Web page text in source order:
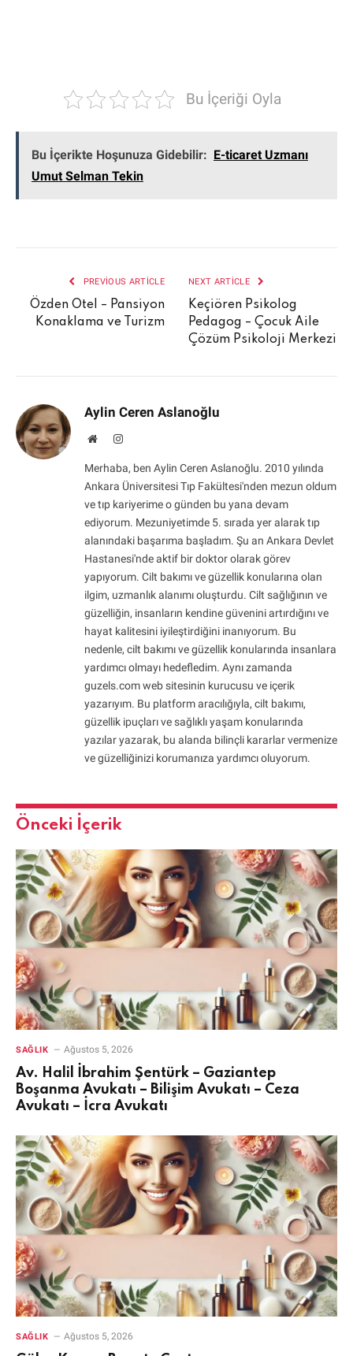
Bu İçeriği Oyla
Bu İçerikte Hoşunuza Gidebilir: E-ticaret Uzmanı
Umut Selman Tekin
PREVIOUS ARTICLE
Özden Otel – Pansiyon
Konaklama ve Turizm
NEXT ARTICLE
Keçiören Psikolog
Pedagog – Çocuk Aile
Çözüm Psikoloji Merkezi
Aylin Ceren Aslanoğlu
WebsiteInstagram
Merhaba, ben Aylin Ceren Aslanoğlu. 2010 yılında
Ankara Üniversitesi Tıp Fakültesi'nden mezun oldum
ve tıp kariyerime o günden bu yana devam
ediyorum. Mezuniyetimde 5. sırada yer alarak tıp
alanındaki başarıma başladım. Şu an Ankara Devlet
Hastanesi'nde aktif bir doktor olarak görev
yapıyorum. Cilt bakımı ve güzellik konularına olan
ilgim, uzmanlık alanımı oluşturdu. Cilt sağlığının ve
güzelliğin, insanların kendine güvenini artırdığını ve
hayat kalitesini iyileştirdiğini inanıyorum. Bu
nedenle, cilt bakımı ve güzellik konularında insanlara
yardımcı olmayı hedefledim. Aynı zamanda
guzels.com web sitesinin kurucusu ve içerik
yazarıyım. Bu platform aracılığıyla, cilt bakımı,
güzellik ipuçları ve sağlıklı yaşam konularında
yazılar yazarak, bu alanda bilinçli kararlar vermenize
ve güzelliğinizi korumanıza yardımcı oluyorum.
Önceki İçerik
SAĞLIK Ağustos 5, 2026
Av. Halil İbrahim Şentürk – Gaziantep
Boşanma Avukatı – Bilişim Avukatı – Ceza
Avukatı – İcra Avukatı
SAĞLIK Ağustos 5, 2026